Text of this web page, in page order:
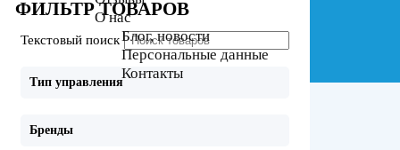
О нас
Блог, новости
Персональные данные
Контакты
ФИЛЬТР ТОВАРОВ
Текстовый поиск
Тип управления
Бренды